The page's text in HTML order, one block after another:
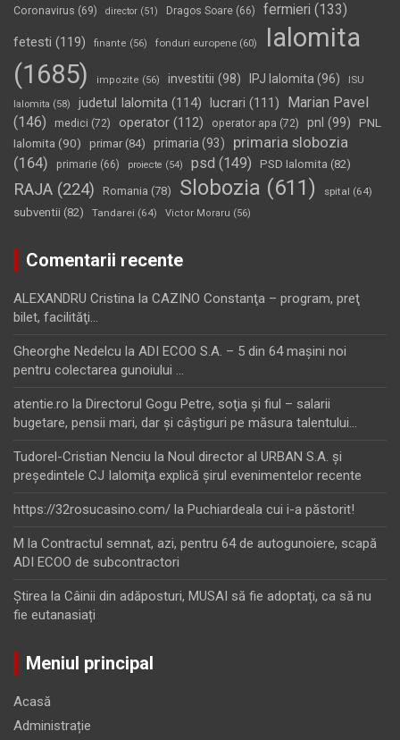
Coronavirus (69) director (51) Dragos Soare (66) fermieri (133)
fetesti (119) finante (56) fonduri europene (60)
Ialomita
(1685)
impozite (56) investitii (98) IPJ Ialomita (96) ISU
Ialomita (58) judetul Ialomita (114) lucrari (111)
Marian Pavel
(146)
medici (72) operator (112) operator apa (72) pnl (99)
PNL
Ialomita (90) primar(84) primaria (93)
primaria slobozia
(164)
primarie (66) proiecte (54) psd (149) PSD Ialomita (82)
RAJA (224) Romania (78) Slobozia (611) spital (64)
subventii (82) Tandarei (64) Victor Moraru (56)
Comentarii recente
ALEXANDRU Cristina la CAZINO Constanţa – program, preţ
bilet, facilităţi…
Gheorghe Nedelcu la ADI ECOO S.A. – 5 din 64 maşini noi
pentru colectarea gunoiului …
atentie.ro la Directorul Gogu Petre, soţia şi fiul – salarii
bugetare, pensii mari, dar şi câştiguri pe măsura talentului…
Tudorel-Cristian Nenciu la Noul director al URBAN S.A. şi
preşedintele CJ Ialomiţa explică şirul evenimentelor recente
https://32rosucasino.com/ la Puchiardeala cui i-a păstorit!
M la Contractul semnat, azi, pentru 64 de autogunoiere, scapă
ADI ECOO de subcontractori
Ştirea la Câinii din adăposturi, MUSAI să fie adoptați, ca să nu
fie eutanasiați
Meniul principal
Acasă
Administrație